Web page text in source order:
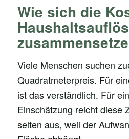
Wie sich die
Viele Menschen suchen
Quadratmeterpreis. Für
ist das verständlich. Für
Einschätzung reicht diese
selten aus, weil der